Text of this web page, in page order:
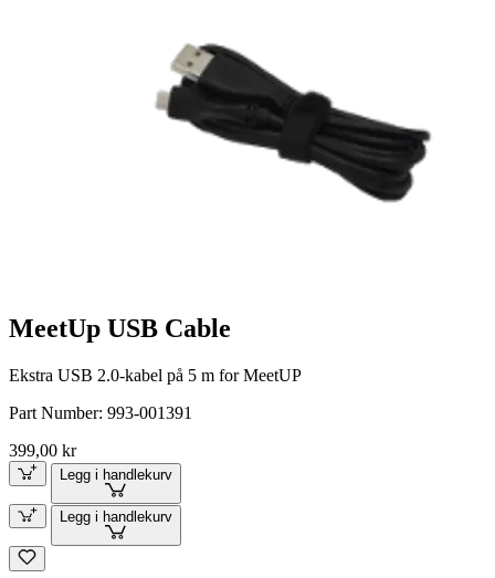
MeetUp USB Cable
Ekstra USB 2.0-kabel på 5 m for MeetUP
Part Number: 993-001391
399,00 kr
Legg i handlekurv
Legg i handlekurv